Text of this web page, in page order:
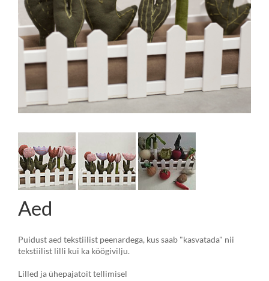
Aed
Puidust aed tekstiilist peenardega, kus saab "kasvatada" nii
tekstiilist lilli kui ka köögivilju.
Lilled ja ühepajatoit tellimisel